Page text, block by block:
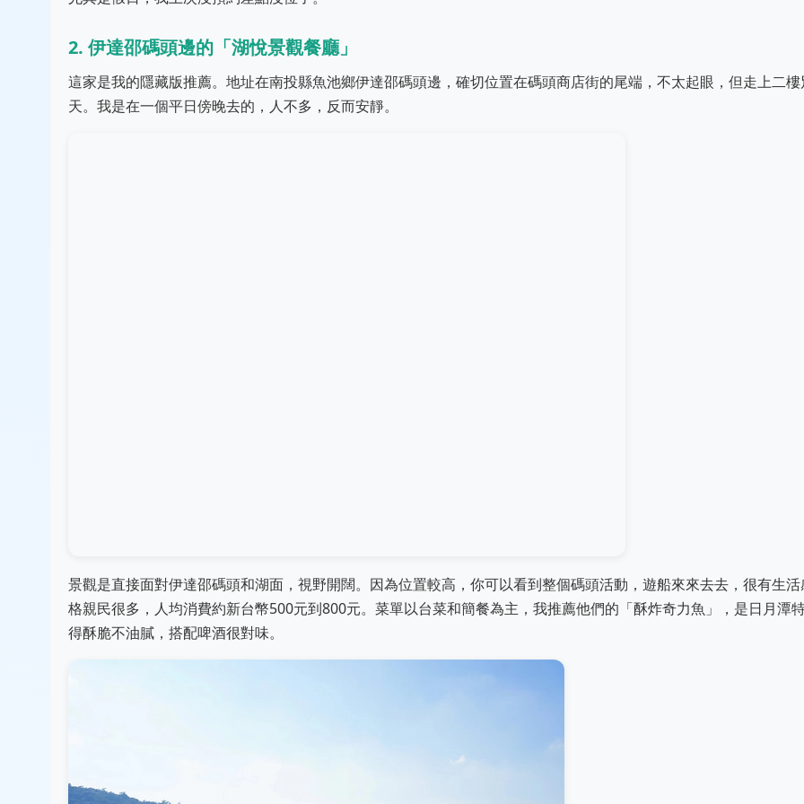
2. 伊達邵碼頭邊的「湖悅景觀餐廳」
這家是我的隱藏版推薦。地址在南投縣魚池鄉伊達邵碼頭邊，確切位置在碼頭商店街的尾端，不太起眼，但走上二
天。我是在一個平日傍晚去的，人不多，反而安靜。
景觀是直接面對伊達邵碼頭和湖面，視野開闊。因為位置較高，你可以看到整個碼頭活動，遊船來來去去，很有生
格親民很多，人均消費約新台幣500元到800元。菜單以台菜和簡餐為主，我推薦他們的「酥炸奇力魚」，是日月潭
得酥脆不油膩，搭配啤酒很對味。